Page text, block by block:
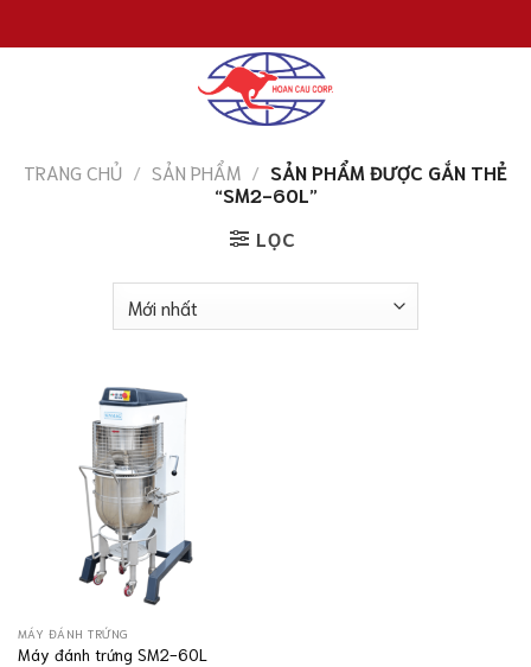
đến
TRANG CHỦ / SẢN PHẨM / SẢN PHẨM ĐƯỢC GẮN THẺ
“SM2-60L”
LỌC
MÁY ĐÁNH TRỨNG
Máy đánh trứng SM2-60L